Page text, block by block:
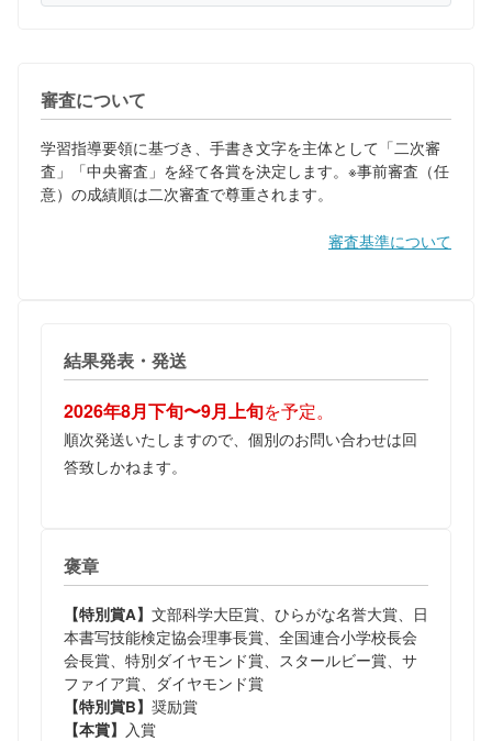
審査について
学習指導要領に基づき、手書き文字を主体として「二次審
査」「中央審査」を経て各賞を決定します。※事前審査（任
意）の成績順は二次審査で尊重されます。
審査基準について
結果発表・発送
2026年8月下旬〜9月上旬を予定。
順次発送いたしますので、個別のお問い合わせは回
答致しかねます。
褒章
【特別賞A】 文部科学大臣賞、ひらがな名誉大賞、日
本書写技能検定協会理事長賞、全国連合小学校長会
会長賞、特別ダイヤモンド賞、スタールビー賞、サ
ファイア賞、ダイヤモンド賞
【特別賞B】 奨励賞
【本賞】 入賞